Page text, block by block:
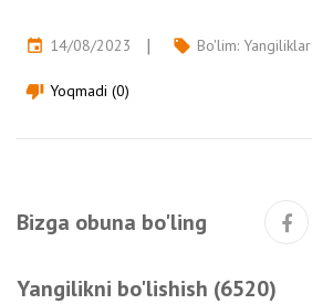
event 14/08/2023 local_offer Bo'lim: Yangiliklar
thumb_down Yoqmadi (0)
Bizga obuna bo'ling
Yangilikni bo'lishish (6520)